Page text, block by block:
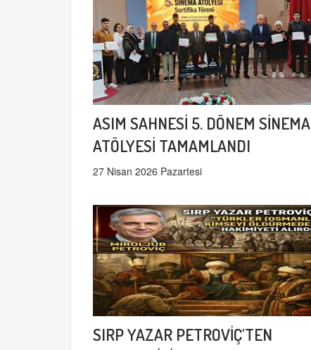
ASIM SAHNESİ 5. DÖNEM SİNEMA
ATÖLYESİ TAMAMLANDI
27 Nisan 2026 Pazartesi
SIRP YAZAR PETROVİÇ'TEN